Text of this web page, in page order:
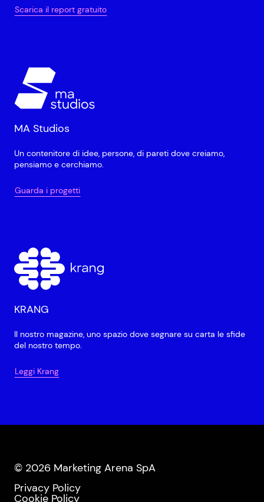
Scarica il report gratuito
MA Studios
Un contenitore di idee, persone, di pareti dove creiamo,
pensiamo e cerchiamo.
Guarda i progetti
KRANG
Il nostro magazine, uno spazio dove segnare su carta le sfide
del nostro tempo.
Leggi Krang
© 2026 Marketing Arena SpA
Privacy Policy
Cookie Policy